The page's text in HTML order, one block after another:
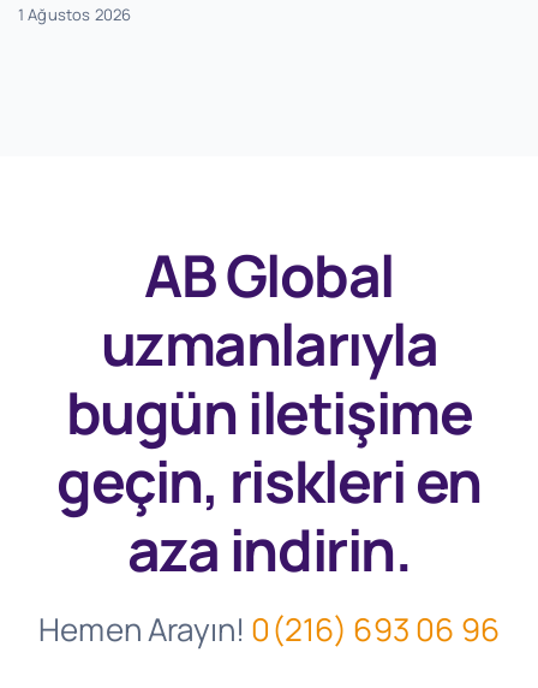
1 Ağustos 2026
AB Global
uzmanlarıyla
bugüniletişime
geçin, riskleri en
aza indirin.
Hemen Arayın! 0(216) 693 06 96